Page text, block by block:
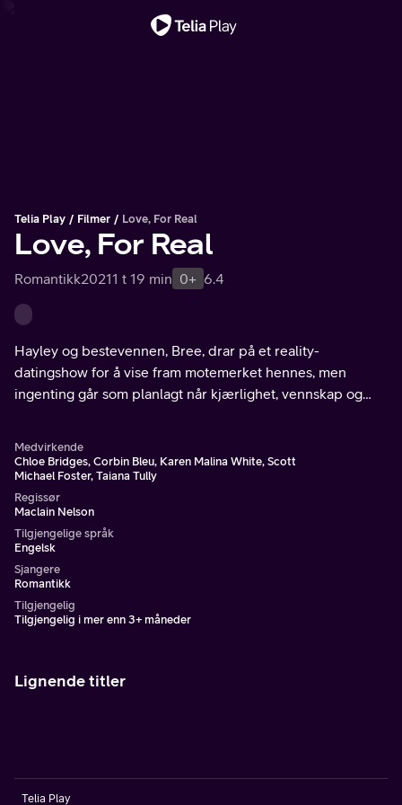
Telia Play Filmer Love, For Real
Love, For Real
Romantikk20211 t 19 min 0+ 6.4
Hayley og bestevennen, Bree, drar på et reality-
datingshow for å vise fram motemerket hennes, men
ingenting går som planlagt når kjærlighet, vennskap og
Medvirkende
Chloe Bridges, Corbin Bleu, Karen Malina White, Scott
Michael Foster, Taiana Tully
Regissør
Maclain Nelson
Tilgjengelige språk
Engelsk
Sjangere
Romantikk
Tilgjengelig
Tilgjengelig i mer enn 3+ måneder
Lignende titler
Telia Play